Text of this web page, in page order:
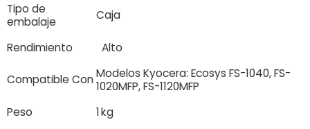
Tipo de
embalaje
Caja
Rendimiento Alto
Compatible ConModelos Kyocera: Ecosys FS-1040, FS-
1020MFP, FS-1120MFP
Peso
1 kg